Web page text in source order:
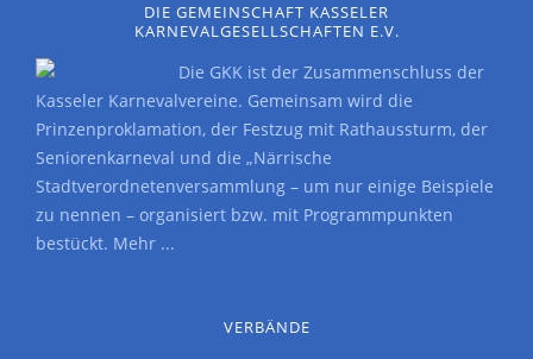
DIE GEMEINSCHAFT KASSELER
KARNEVALGESELLSCHAFTEN E.V.
Die GKK ist der Zusammenschluss der
Kasseler Karnevalvereine. Gemeinsam wird die
Prinzenproklamation, der Festzug mit Rathaussturm, der
Seniorenkarneval und die „Närrische
Stadtverordnetenversammlung – um nur einige Beispiele
zu nennen – organisiert bzw. mit Programmpunkten
bestückt. Mehr ...
VERBÄNDE